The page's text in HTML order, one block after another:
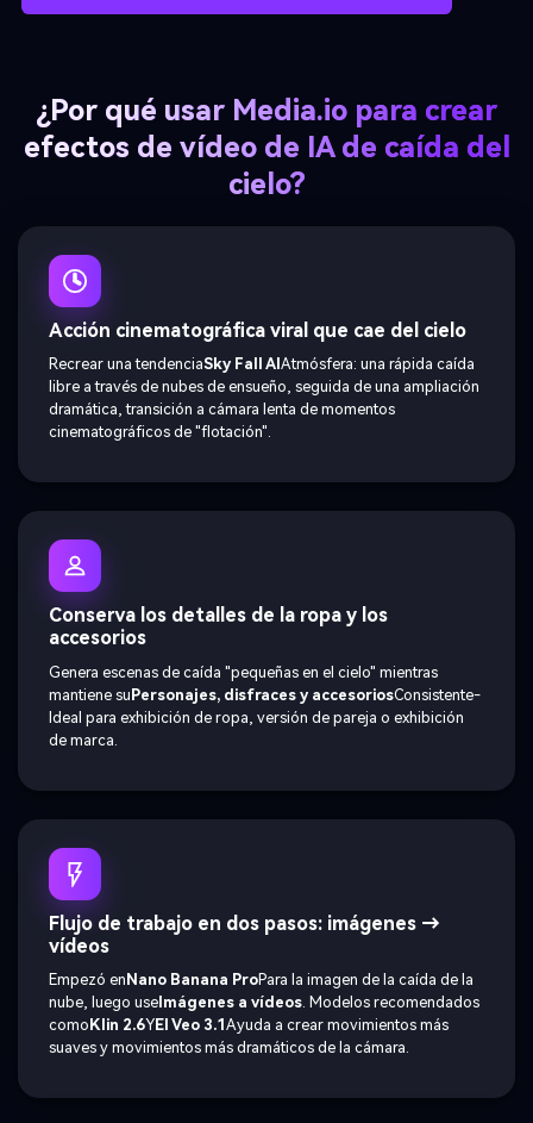
¿Por qué usar Media.io para crear
efectos de vídeo de IA de caída del
cielo?
Acción cinematográfica viral que cae del cielo
Recrear una tendenciaSky Fall AI Atmósfera: una rápida caída
libre a través de nubes de ensueño, seguida de una ampliación
dramática, transición a cámara lenta de momentos
cinematográficos de "flotación".
Conserva los detalles de la ropa y los
accesorios
Genera escenas de caída "pequeñas en el cielo" mientras
mantiene su Personajes, disfraces y accesoriosConsistente-
Ideal para exhibición de ropa, versión de pareja o exhibición
de marca.
Flujo de trabajo en dos pasos: imágenes →
vídeos
Empezó en Nano Banana ProPara la imagen de la caída de la
nube, luego use Imágenes a vídeos. Modelos recomendados
como Klin 2.6YEl Veo 3.1 Ayuda a crear movimientos más
suaves y movimientos más dramáticos de la cámara.